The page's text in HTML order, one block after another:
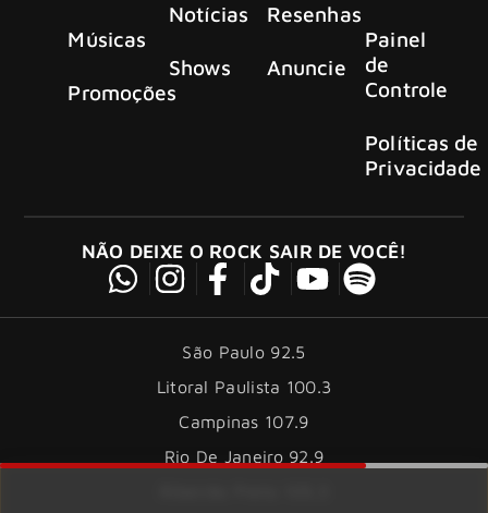
Músicas
Promoções
Notícias
Shows
Resenhas
Anuncie
Painel
de
Controle
Políticas de
Privacidade
NÃO DEIXE O ROCK SAIR DE VOCÊ!
São Paulo 92.5
Litoral Paulista 100.3
Campinas 107.9
Rio De Janeiro 92.9